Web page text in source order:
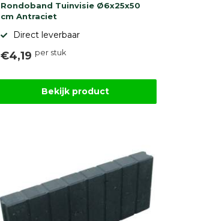
Rondoband Tuinvisie Ø6x25x50
cm Antraciet
Direct leverbaar
€4,19 per stuk
Bekijk product